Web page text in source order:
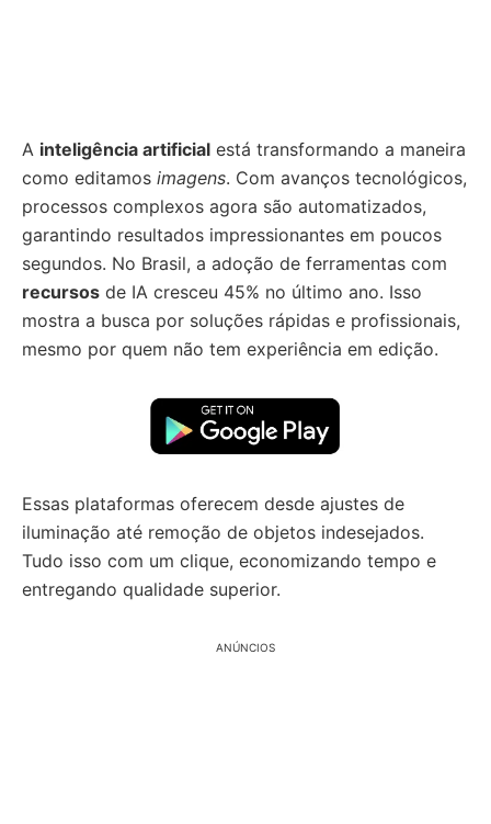
A inteligência artificial está transformando a maneira
como editamos imagens. Com avanços tecnológicos,
processos complexos agora são automatizados,
garantindo resultados impressionantes em poucos
segundos. No Brasil, a adoção de ferramentas com
recursos de IA cresceu 45% no último ano. Isso
mostra a busca por soluções rápidas e profissionais,
mesmo por quem não tem experiência em edição.
Essas plataformas oferecem desde ajustes de
iluminação até remoção de objetos indesejados.
Tudo isso com um clique, economizando tempo e
entregando qualidade superior.
ANÚNCIOS